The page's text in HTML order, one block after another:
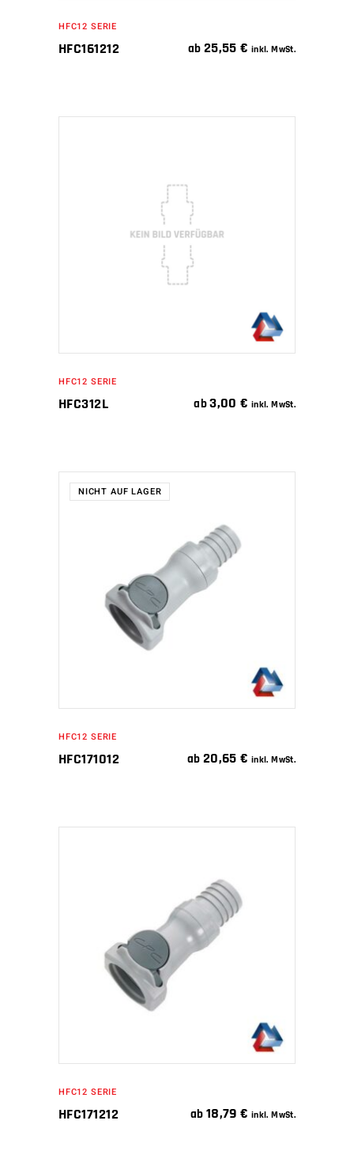
HFC12 SERIE
HFC161212 ab 25,55€ inkl. MwSt.
IN DEN WARENKORB
HFC12 SERIE
HFC312L ab3,00€ inkl. MwSt.
NICHT AUF LAGER
WEITERLESEN
HFC12 SERIE
HFC171012 ab 20,65€ inkl. MwSt.
IN DEN WARENKORB
HFC12 SERIE
HFC171212 ab 18,79€ inkl. MwSt.